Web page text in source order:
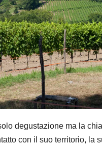
degustazione ma la
con il suo territorio, la